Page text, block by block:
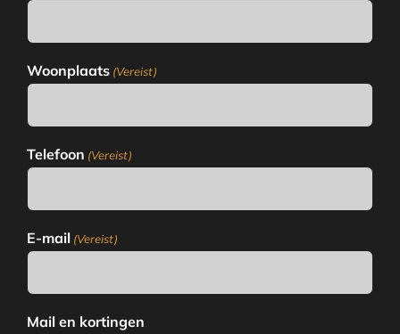
Woonplaats (Vereist)
Telefoon (Vereist)
E-mail (Vereist)
Mail en kortingen